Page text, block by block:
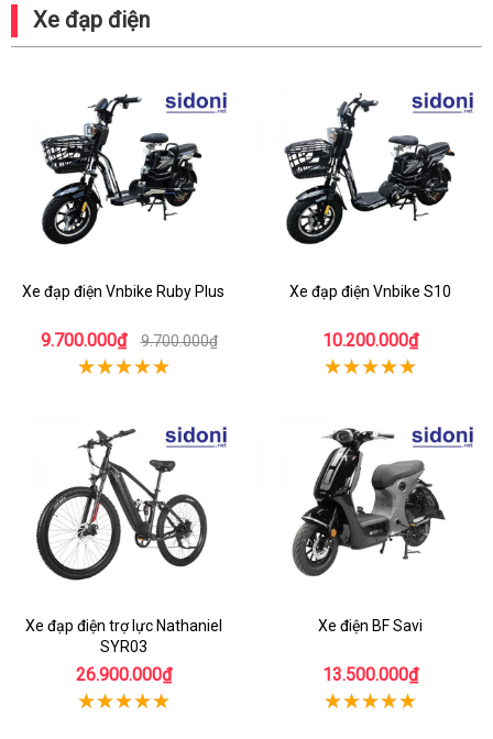
Xe đạp điện
Xe đạp điện Vnbike Ruby Plus
9.700.000₫ 9.700.000₫
Xe đạp điện Vnbike S10
10.200.000₫
Xe đạp điện trợ lực Nathaniel
SYR03
26.900.000₫
Xe điện BF Savi
13.500.000₫